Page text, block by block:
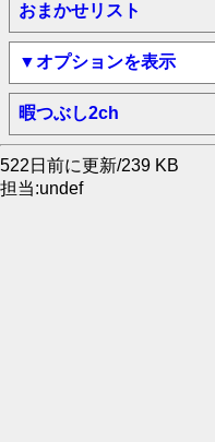
おまかせリスト
▼オプションを表示
暇つぶし2ch
522日前に更新/239 KB
担当:undef